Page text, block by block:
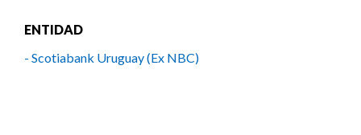
ENTIDAD
- Scotiabank Uruguay (Ex NBC)